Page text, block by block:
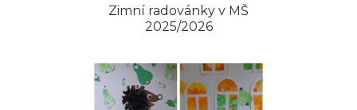
Zimní radovánky v MŠ
2025/2026